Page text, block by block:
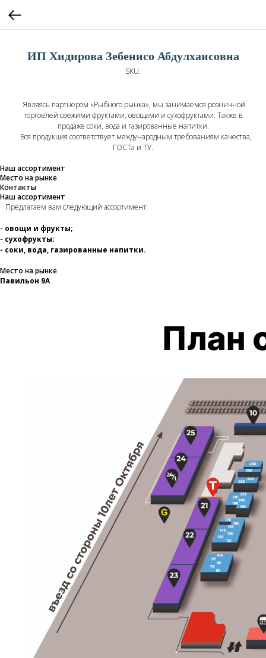
ИП Хидирова Зебенисо Абдулхаисовна
SKU:
Являясь партнером «Рыбного рынка», мы занимаемся розничной
торговлей свежими фруктами, овощами и сухофруктами. Также в
продаже соки, вода и газированные напитки.
Вся продукция соответствует международным требованиям качества,
ГОСТа и ТУ.
Наш ассортимент
Место на рынке
Контакты
Наш ассортимент
Предлагаем вам следующий ассортимент:
- овощи и фрукты;
- сухофрукты;
- соки, вода, газированные напитки.
Место на рынке
Павильон 9А